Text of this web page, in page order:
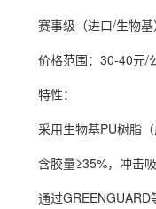
赛事级（进口/生物基
价格范围：30-40元/
特性：
采用生物基PU树脂（
含胶量≥35%，冲击吸
通过GREENGUARD